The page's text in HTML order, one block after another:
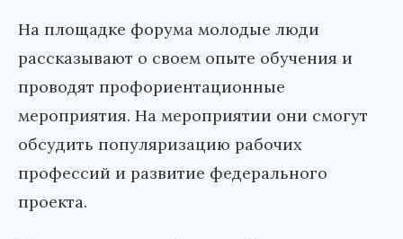
На площадке форума молодые люди
рассказывают о своем опыте обучения и
проводят профориентационные
мероприятия. На мероприятии они смогут
обсудить популяризацию рабочих
профессий и развитие федерального
проекта.